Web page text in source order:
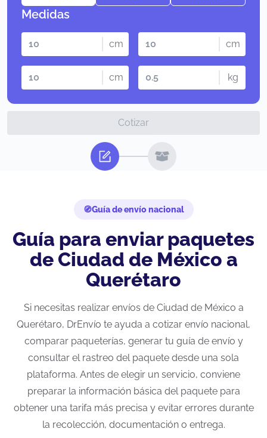
Medidas
cm cm
cm kg
Cotizar
Guía de envío nacional
Guía para enviar paquetes
de Ciudad de México a
Querétaro
Si necesitas realizar envíos de Ciudad de México a
Querétaro, DrEnvío te ayuda a cotizar envío nacional,
comparar paqueterías, generar tu guía de envío y
consultar el rastreo del paquete desde una sola
plataforma. Antes de elegir un servicio, conviene
preparar la información básica del paquete para
obtener una tarifa más precisa y evitar errores durante
la recolección, documentación o entrega.